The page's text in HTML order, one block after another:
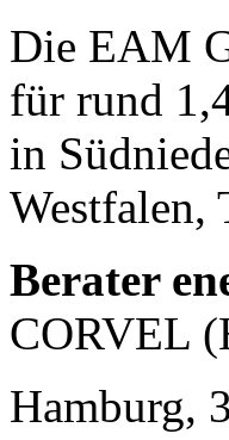
Die EAM
für rund
in
Westfalen,
Berater
CORVEL
Hamburg,